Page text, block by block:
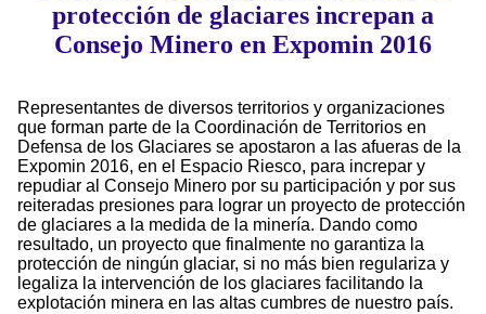
protección de glaciares increpan a
Consejo Minero en Expomin 2016
Representantes de diversos territorios y organizaciones
que forman parte de la Coordinación de Territorios en
Defensa de los Glaciares se apostaron a las afueras de la
Expomin 2016, en el Espacio Riesco, para increpar y
repudiar al Consejo Minero por su participación y por sus
reiteradas presiones para lograr un proyecto de protección
de glaciares a la medida de la minería. Dando como
resultado, un proyecto que finalmente no garantiza la
protección de ningún glaciar, si no más bien regulariza y
legaliza la intervención de los glaciares facilitando la
explotación minera en las altas cumbres de nuestro país.